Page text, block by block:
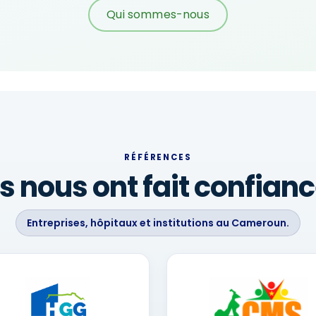
Qui sommes-nous
RÉFÉRENCES
nous ont fait
Entreprises, hôpitaux et institutions au Cameroun.